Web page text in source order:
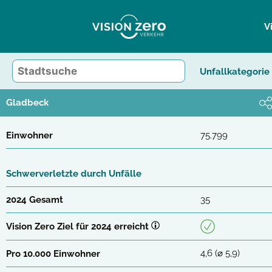
Unfallkategorie
Gladbeck
Einwohner 75.799
Schwerverletzte durch Unfälle
2024 Gesamt 35
Vision Zero Ziel für 2024 erreicht
Pro 10.000 Einwohner 4,6 (⌀ 5,9)